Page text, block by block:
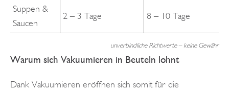
Suppen &
Saucen
2 – 3 Tage 8 – 10 Tage
unverbindliche Richtwerte – keine Gewähr
Warum sich Vakuumieren in Beuteln lohnt
Dank Vakuumieren eröffnen sich somit für die